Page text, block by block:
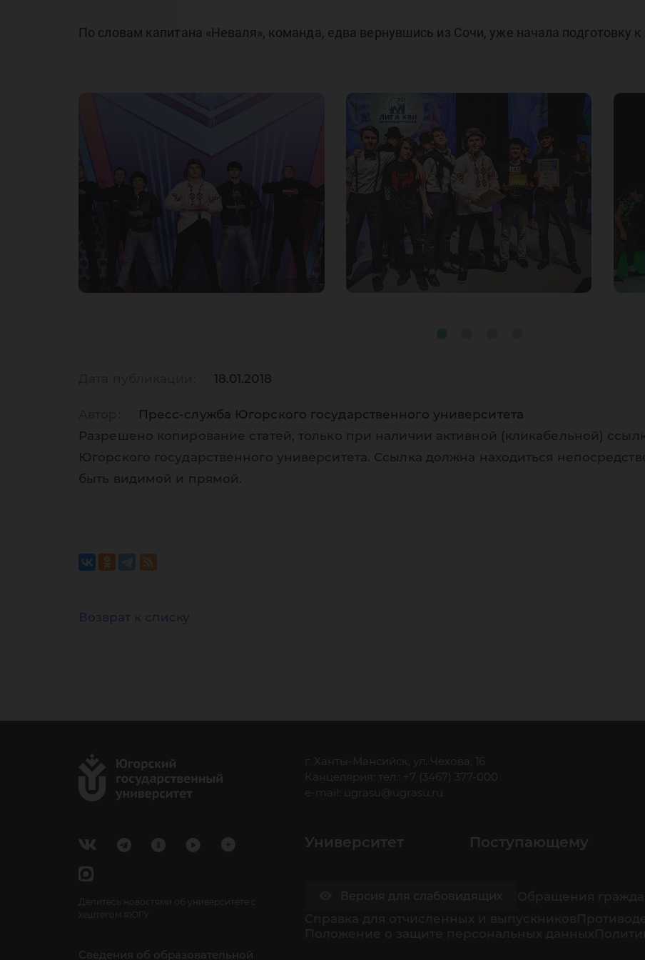
По словам капитана «Неваля», команда, едва вернувшись из Сочи, уже начала подготовку
18.01.2018
Пресс-служба Югорского государственного университета
Разрешено копирование статей, только при наличии активной (кликабельной)
Югорского государственного университета. Ссылка должна находиться
быть видимой и прямой.
Возврат к списку
Делитесь новостями об университете с
хештегом #ЮГУ
Сведения об образовательной
г. Ханты-Мансийск, ул. Чехова, 16
Канцелярия: тел.: +7 (3467) 377-000
e-mail:
ugrasu@ugrasu.ru
Университет Поступающему